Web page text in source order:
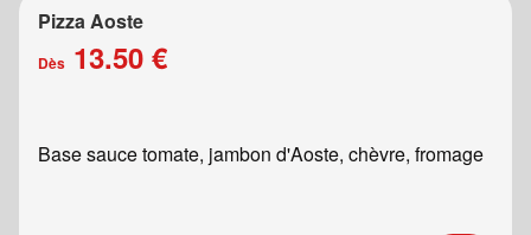
Pizza Aoste
Dès 13.50 €
Base sauce tomate, jambon d'Aoste, chèvre, fromage